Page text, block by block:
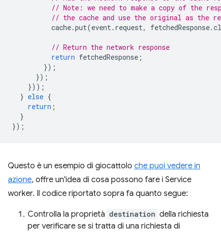
// Note: we need to make a copy of the
// the cache and use the original as the
cache.put(event. request, fetchedResponse.
// Return the network response
return fetchedResponse ;
});
});
}));
} else {
return ;
}
});
Questo è un esempio di giocattolo che puoi vedere in
azione, offre un'idea di cosa possono fare i Service
worker. Il codice riportato sopra fa quanto segue:
Controlla la proprietà destination della richiesta
per verificare se si tratta di una richiesta di